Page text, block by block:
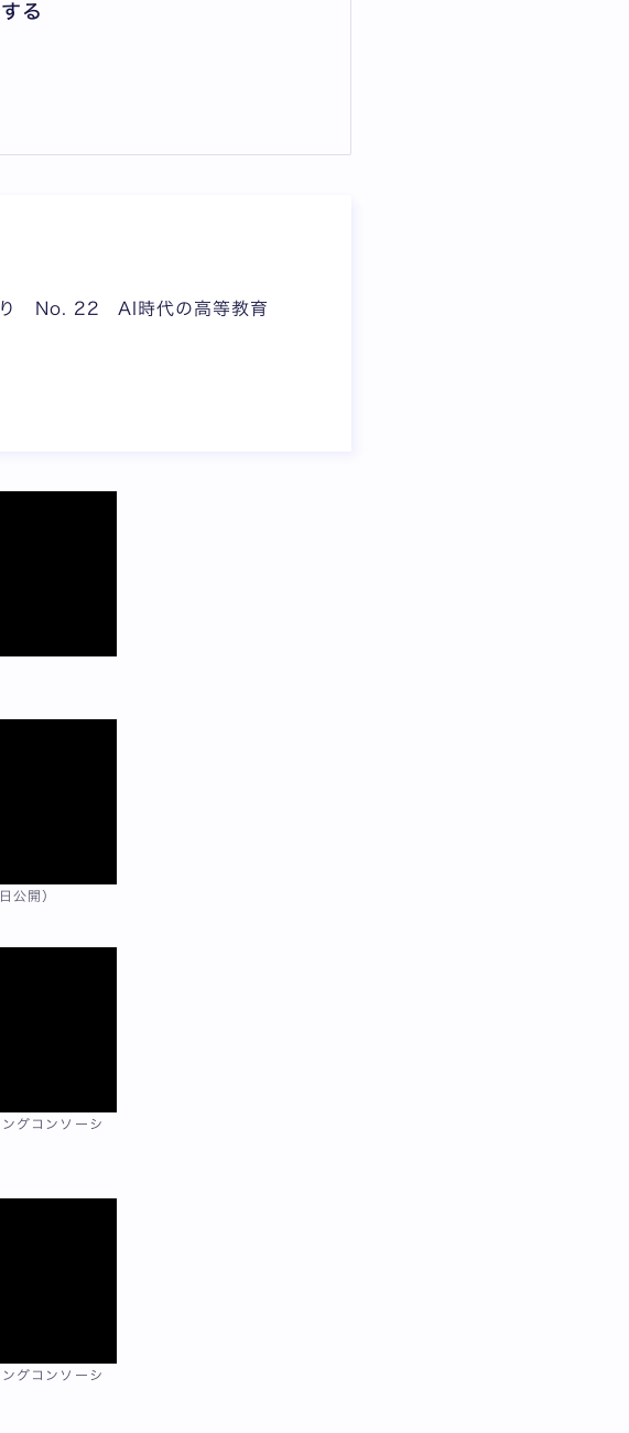
る
り No. 22 AI時代の高等教育
公開）
グコンソーシ
グコンソーシ